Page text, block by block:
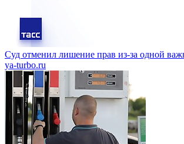
Суд отменил лишение прав из-за одной
ya-turbo.ru